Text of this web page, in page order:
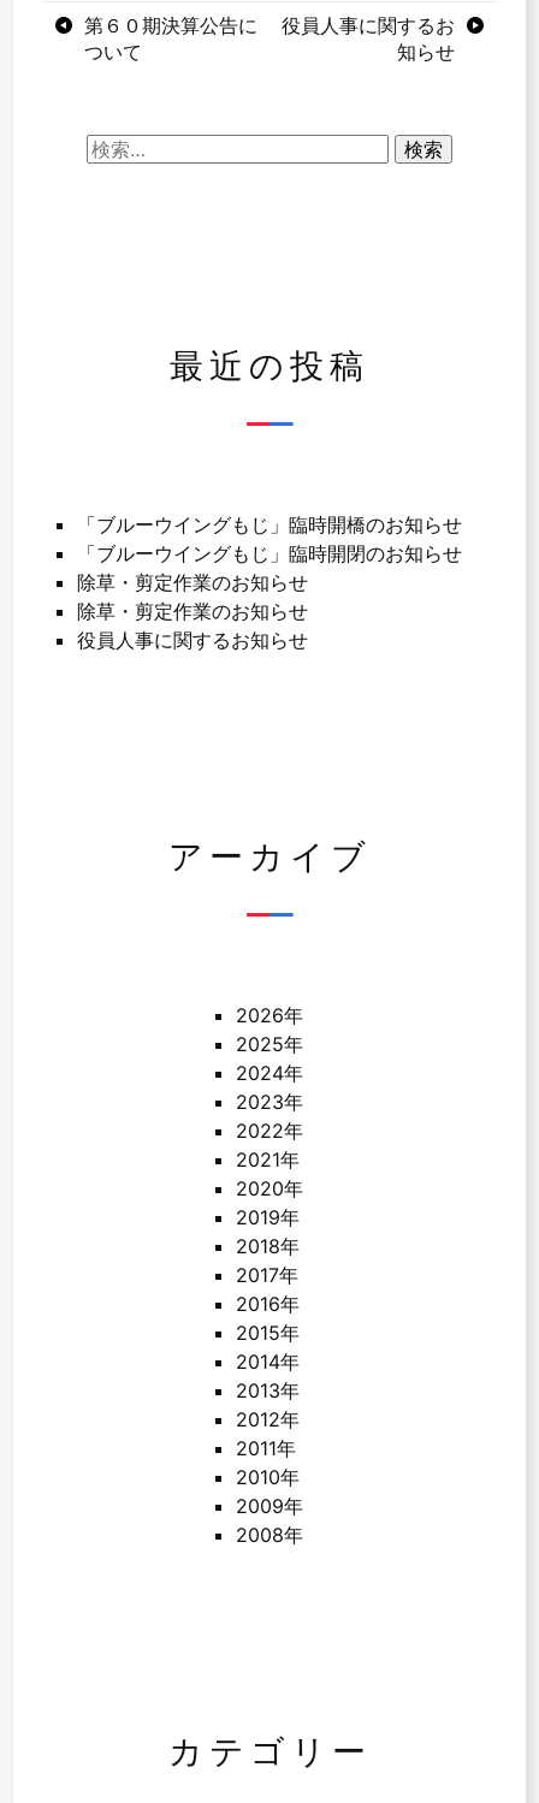
投 第６０期決算公告に
ついて
役員人事に関するお
知らせ
検
最近の投稿
「ブルーウイングもじ」臨時開橋のお知らせ
「ブルーウイングもじ」臨時開閉のお知らせ
除草・剪定作業のお知らせ
除草・剪定作業のお知らせ
役員人事に関するお知らせ
アーカイブ
2026年
2025年
2024年
2023年
2022年
2021年
2020年
2019年
2018年
2017年
2016年
2015年
2014年
2013年
2012年
2011年
2010年
2009年
2008年
カテゴリー